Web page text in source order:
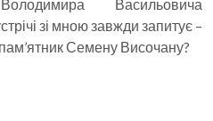
Васильовича
зі мною завжди запитує –
Семену Височану?